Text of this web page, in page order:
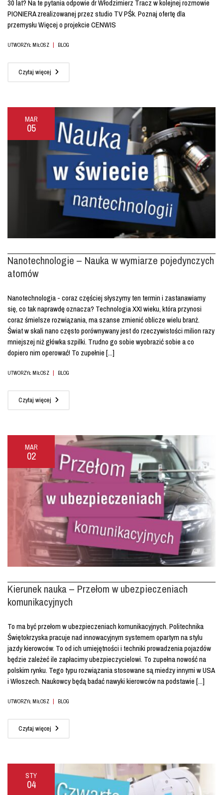
30 lat? Na te pytania odpowie dr Włodzimierz Tracz w kolejnej rozmowie
PIONIERA zrealizowanej przez studio TV PŚk. Poznaj ofertę dla
przemysłu Więcej o projekcie CENWIS
UTWORZYŁ MIŁOSZ | BLOG
Czytaj więcej
MAR
05
Nanotechnologie – Nauka w wymiarze pojedynczych
atomów
Nanotechnologia - coraz częściej słyszymy ten termin i zastanawiamy
się, co tak naprawdę oznacza? Technologia XXI wieku, która przynosi
coraz śmielsze rozwiązania, ma szanse zmienić oblicze wielu branż.
Świat w skali nano często porównywany jest do rzeczywistości milion razy
mniejszej niż główka szpilki. Trudno go sobie wyobrazić sobie a co
dopiero nim operować! To zupełnie [...]
UTWORZYŁ MIŁOSZ | BLOG
Czytaj więcej
MAR
02
Kierunek nauka – Przełom w ubezpieczeniach
komunikacyjnych
To ma być przełom w ubezpieczeniach komunikacyjnych. Politechnika
Świętokrzyska pracuje nad innowacyjnym systemem opartym na stylu
jazdy kierowców. To od ich umiejętności i techniki prowadzenia pojazdów
będzie zależeć ile zapłacimy ubezpieczycielowi. To zupełna nowość na
polskim rynku. Tego typu rozwiązania stosowane są miedzy innymi w USA
i Włoszech. Naukowcy będą badać nawyki kierowców na podstawie [...]
UTWORZYŁ MIŁOSZ | BLOG
Czytaj więcej
STY
04